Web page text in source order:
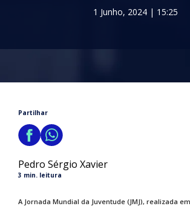
1 Junho, 2024 | 15:25
Partilhar
Pedro Sérgio Xavier
3 min. leitura
A Jornada Mundial da Juventude (JMJ), realizada